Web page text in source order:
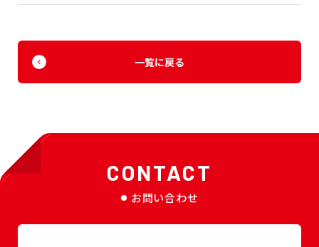
一覧に戻る
CONTACT
お問い合わせ